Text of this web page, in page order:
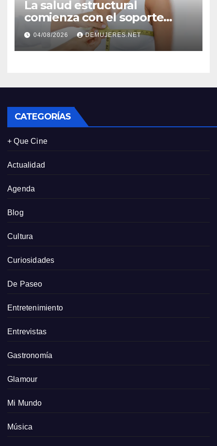
La salud estructural
comienza con el soporte
correcto: Caprice revela el
impacto de la lencería en la
salud física de las mujeres
04/08/2026 DEMUJERES.NET
CATEGORÍAS
+ Que Cine
Actualidad
Agenda
Blog
Cultura
Curiosidades
De Paseo
Entretenimiento
Entrevistas
Gastronomía
Glamour
Mi Mundo
Música